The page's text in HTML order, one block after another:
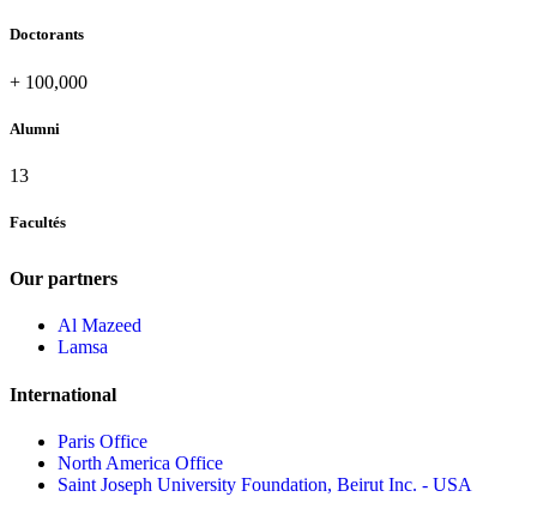
Doctorants
+ 100,000
Alumni
13
Facultés
Our partners
Al Mazeed
Lamsa
International
Paris Office
North America Office
Saint Joseph University Foundation, Beirut Inc. - USA